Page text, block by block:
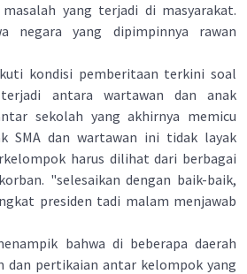
yang terjadi di masyarakat.
negara yang dipimpinnya rawan
kondisi pemberitaan terkini soal
terjadi antara wartawan dan anak
sekolah yang akhirnya memicu
SMA dan wartawan ini tidak layak
harus dilihat dari berbagai
"selesaikan dengan baik-baik,
presiden tadi malam menjawab
bahwa di beberapa daerah
dan pertikaian antar kelompok yang